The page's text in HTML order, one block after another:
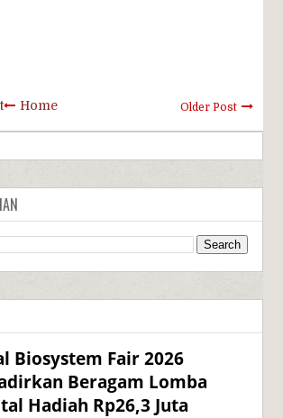
Older Post
Home
Biosystem Fair 2026
Beragam Lomba
Hadiah Rp26,3 Juta